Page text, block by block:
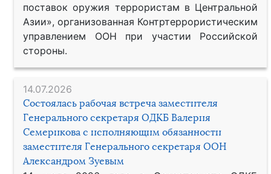
поставок оружия террористам в Центральной
Азии», организованная Контртеррористическим
управлением ООН при участии Российской
стороны.
14.07.2026
Состоялась рабочая встреча заместителя
Генерального секретаря ОДКБ Валерия
Семерикова с исполняющим обязанности
заместителя Генерального секретаря ООН
Александром Зуевым